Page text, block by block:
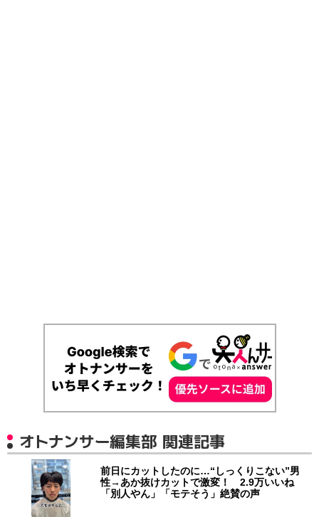
オトナンサー編集部 関連記事
前日にカットしたのに…“しっくりこない”男
性→あか抜けカットで激変！ 2.9万いいね
「別人やん」「モテそう」絶賛の声